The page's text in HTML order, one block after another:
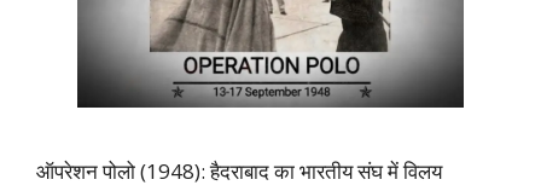
ऑपरेशन पोलो (1948): हैदराबाद का भारतीय संघ में विलय